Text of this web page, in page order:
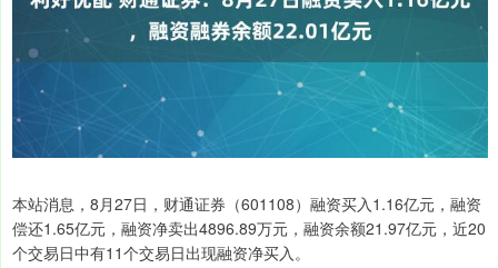
本站消息，8月27日，财通证券（601108）融资买入1.16亿元，融资
偿还1.65亿元，融资净卖出4896.89万元，融资余额21.97亿元，近20
个交易日中有11个交易日出现融资净买入。